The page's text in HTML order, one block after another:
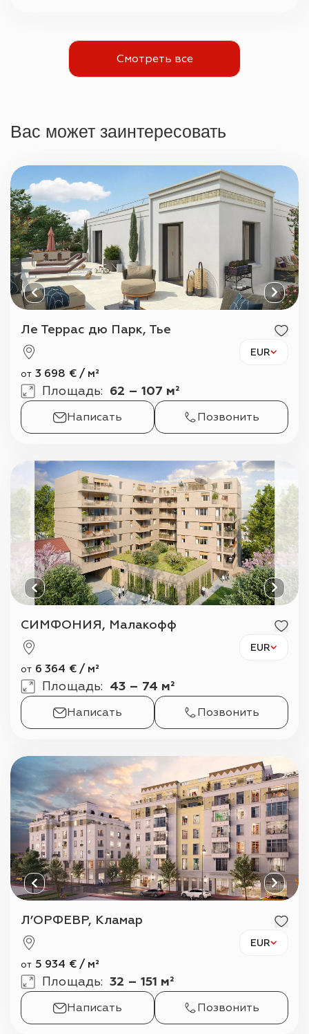
Смотреть все
Вас может заинтересовать
Ле Террас дю Парк, Тье
EUR
от 3 698 € / м²
Площадь: 62 – 107 м²
Написать Позвонить
СИМФОНИЯ, Малакофф
EUR
от 6 364 € / м²
Площадь: 43 – 74 м²
Написать Позвонить
Л’ОРФЕВР, Кламар
EUR
от 5 934 € / м²
Площадь: 32 – 151 м²
Написать Позвонить